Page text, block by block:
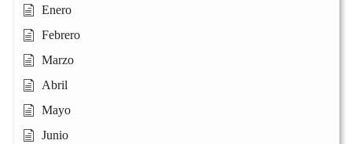
Enero
Febrero
Marzo
Abril
Mayo
Junio